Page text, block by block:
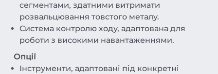
сегментами, здатними витримати
розвальцювання товстого металу.
Система контролю ходу, адаптована для
роботи з високими навантаженнями.
Опції
Інструменти, адаптовані під конкретні